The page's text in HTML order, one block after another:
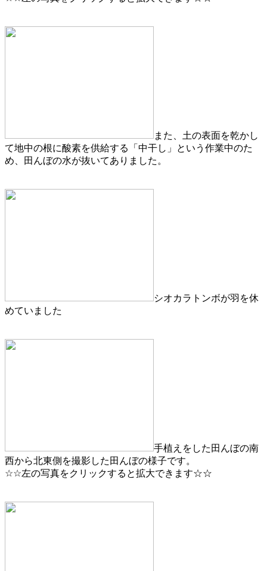
また、土の表面を乾かし
て地中の根に酸素を供給する「中干し」という作業中のた
め、田んぼの水が抜いてありました。
シオカラトンボが羽を休
めていました
手植えをした田んぼの南
西から北東側を撮影した田んぼの様子です。
☆☆左の写真をクリックすると拡大できます☆☆